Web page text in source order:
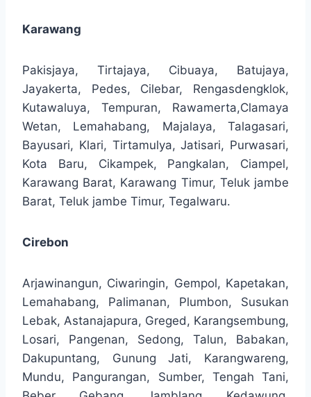
Karawang
Pakisjaya, Tirtajaya, Cibuaya, Batujaya,
Jayakerta, Pedes, Cilebar, Rengasdengklok,
Kutawaluya, Tempuran, Rawamerta,Clamaya
Wetan, Lemahabang, Majalaya, Talagasari,
Bayusari, Klari, Tirtamulya, Jatisari, Purwasari,
Kota Baru, Cikampek, Pangkalan, Ciampel,
Karawang Barat, Karawang Timur, Teluk jambe
Barat, Teluk jambe Timur, Tegalwaru.
Cirebon
Arjawinangun, Ciwaringin, Gempol, Kapetakan,
Lemahabang, Palimanan, Plumbon, Susukan
Lebak, Astanajapura, Greged, Karangsembung,
Losari, Pangenan, Sedong, Talun, Babakan,
Dakupuntang, Gunung Jati, Karangwareng,
Mundu, Pangurangan, Sumber, Tengah Tani,